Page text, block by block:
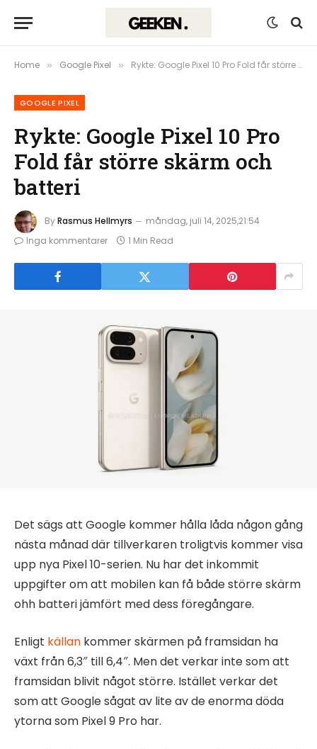
Home » Google Pixel » Rykte: Google Pixel 10 Pro Fold får större skärm och batteri
GOOGLE PIXEL
Rykte: Google Pixel 10 Pro
Fold får större skärm och
batteri
ByRasmus Hellmyrs
måndag, juli 14, 2025,21:54
Inga kommentarer
1 Min Read
Det sägs att Google kommer hålla låda någon gång
nästa månad där tillverkaren troligtvis kommer visa
upp nya Pixel 10-serien. Nu har det inkommit
uppgifter om att mobilen kan få både större skärm
ohh batteri jämfört med dess föregångare.
Enligt källan kommer skärmen på framsidan ha
växt från 6,3″ till 6,4″. Men det verkar inte som att
framsidan blivit något större. Istället verkar det
som att Google sågat av lite av de enorma döda
ytorna som Pixel 9 Pro har.